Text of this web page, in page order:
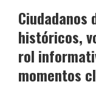
Ciudadanos
históricos,
rol
momentos